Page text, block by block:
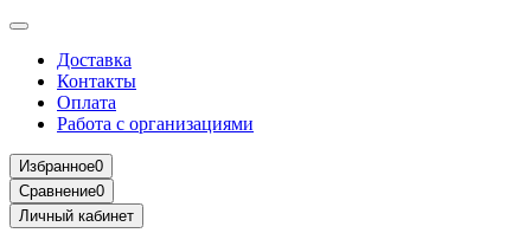
Доставка
Контакты
Оплата
Работа с организациями
Избранное0
Сравнение0
Личный кабинет